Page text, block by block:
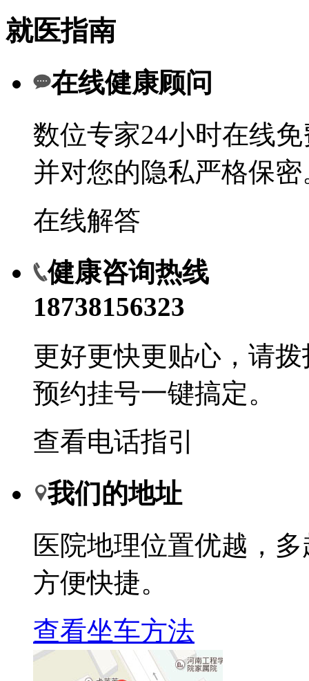
就医指南
在线健康顾问
数位专家24小时在线
并对您的隐私严格保密
在线解答
健康咨询热线
18738156323
更好更快更贴心，请
预约挂号一键搞定。
查看电话指引
我们的地址
医院地理位置优越，
方便快捷。
查看坐车方法